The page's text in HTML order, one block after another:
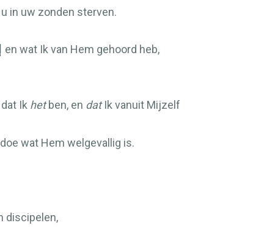
in uw zonden sterven.
en wat Ik van Hem gehoord heb,
Ik hetben, en datIk vanuit Mijzelf
wat Hem welgevallig is.
discipelen,